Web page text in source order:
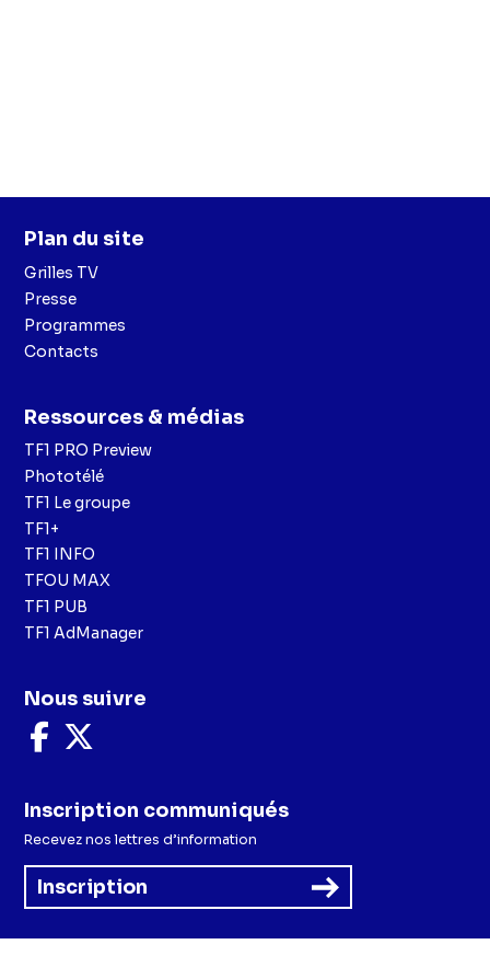
Plan du site
Grilles TV
Presse
Programmes
Contacts
Ressources & médias
TF1 PRO Preview
Phototélé
TF1 Le groupe
TF1+
TF1 INFO
TFOU MAX
TF1 PUB
TF1 AdManager
Nous suivre
Nous
suivre
Facebook
X
Inscription communiqués
Recevez nos lettres d’information
Inscription